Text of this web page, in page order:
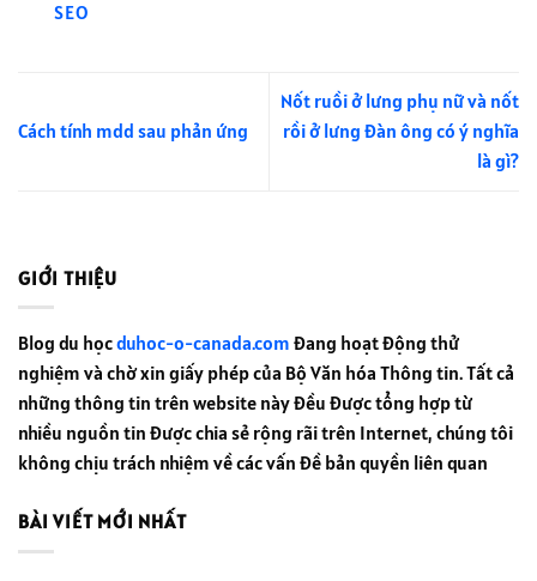
SEO
Cách tính mdd sau phản ứng
Nốt ruồi ở lưng phụ nữ và nốt
rồi ở lưng đàn ông có ý nghĩa
là gì?
GIỚI THIỆU
Blog du họcduhoc-o-canada.com đang hoạt động thử
nghiệm và chờ xin giấy phép của Bộ Văn hóa Thông tin. Tất cả
những thông tin trên website này đều được tổng hợp từ
nhiều nguồn tin được chia sẻ rộng rãi trên Internet, chúng tôi
không chịu trách nhiệm về các vấn đề bản quyền liên quan
BÀI VIẾT MỚI NHẤT